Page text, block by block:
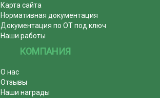
Карта сайта
Нормативная документация
Документация по ОТ под ключ
Наши работы
КОМПАНИЯ
О нас
Отзывы
Наши награды